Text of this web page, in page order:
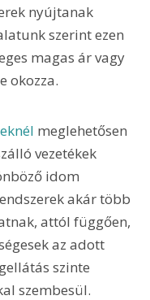
nyújtanak
szerint ezen
magas ár vagy
okozza.
meglehetősen
vezetékek
idom
akár több
attól függően,
az adott
szinte
szembesül.